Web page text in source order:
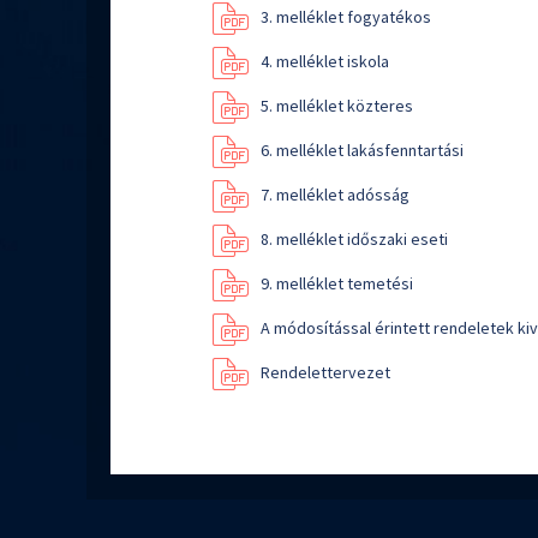
3. melléklet fogyatékos
4. melléklet iskola
5. melléklet közteres
6. melléklet lakásfenntartási
7. melléklet adósság
8. melléklet időszaki eseti
9. melléklet temetési
A módosítással érintett rendeletek
Rendelettervezet